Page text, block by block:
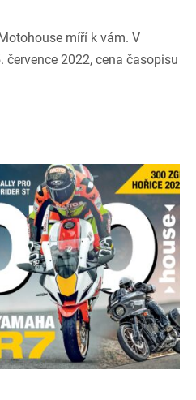
míří k vám. V
července 2022, cena časopisu